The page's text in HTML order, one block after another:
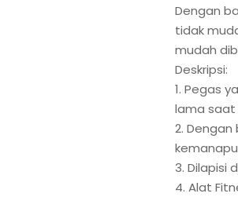
Dengan
tidak
mudah
Deskripsi:
1. Pegas
lama saat
2.
3. Dilapisi
4. Alat